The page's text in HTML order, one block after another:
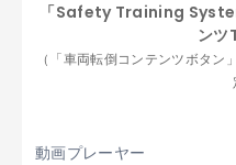
「Safety Training
ンツ
（「車両転倒コンテンツボタ
動画プレーヤー